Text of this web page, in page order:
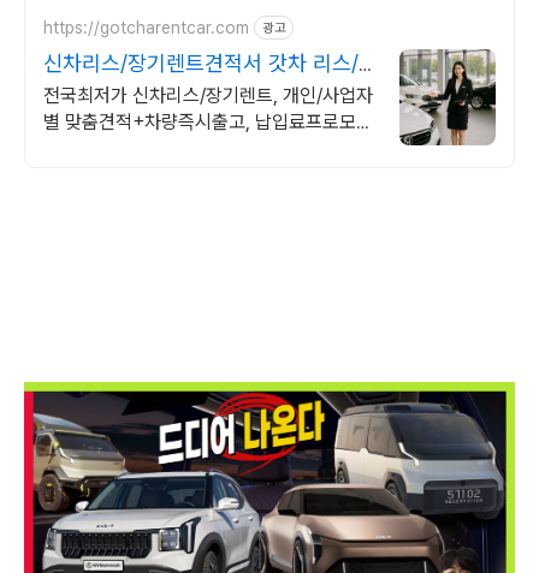
https://gotcharentcar.com 광고
신차리스/장기렌트견적서 갓차 리스/
장기렌트 실시간비교견적
전국최저가 신차리스/장기렌트, 개인/사업자
별 맞춤견적+차량즉시출고, 납입료프로모션